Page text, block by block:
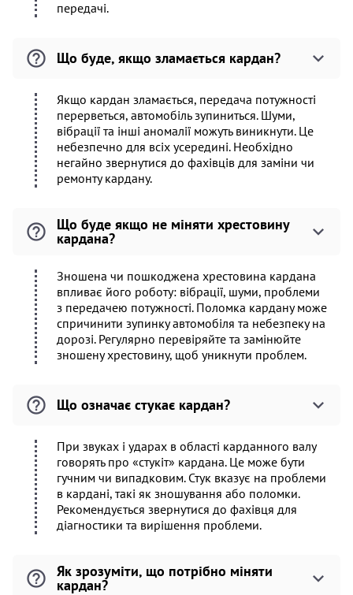
передачі.
Що буде, якщо зламається кардан?
Якщо кардан зламається, передача потужності
перерветься, автомобіль зупиниться. Шуми,
вібрації та інші аномалії можуть виникнути. Це
небезпечно для всіх усередині. Необхідно
негайно звернутися до фахівців для заміни чи
ремонту кардану.
Що буде якщо не міняти хрестовину
кардана?
Зношена чи пошкоджена хрестовина кардана
впливає його роботу: вібрації, шуми, проблеми
з передачею потужності. Поломка кардану може
спричинити зупинку автомобіля та небезпеку на
дорозі. Регулярно перевіряйте та замінюйте
зношену хрестовину, щоб уникнути проблем.
Що означає стукає кардан?
При звуках і ударах в області карданного валу
говорять про «стукіт» кардана. Це може бути
гучним чи випадковим. Стук вказує на проблеми
в кардані, такі як зношування або поломки.
Рекомендується звернутися до фахівця для
діагностики та вирішення проблеми.
Як зрозуміти, що потрібно міняти
кардан?